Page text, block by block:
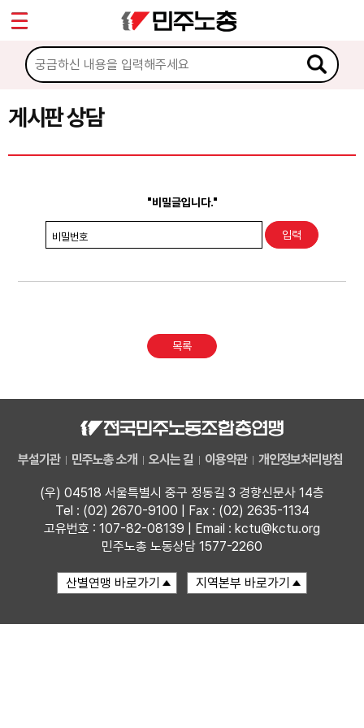
게시판 상담
"비밀글입니다."
비밀번호
목록
부설기관 민주노총 소개 오시는 길 이용약관 개인정보처리방침
(우) 04518 서울특별시 중구 정동길 3 경향신문사 14층
Tel : (02) 2670-9100 | Fax : (02) 2635-1134
고유번호 : 107-82-08139 | Email : kctu@kctu.org
민주노총 노동상담 1577-2260
마이페이지
소개
소식
노동상담
권리찾기수첩 검색
찾아보기
Sketchbook5, 스케치북5
Sketchbook5, 스케치북5